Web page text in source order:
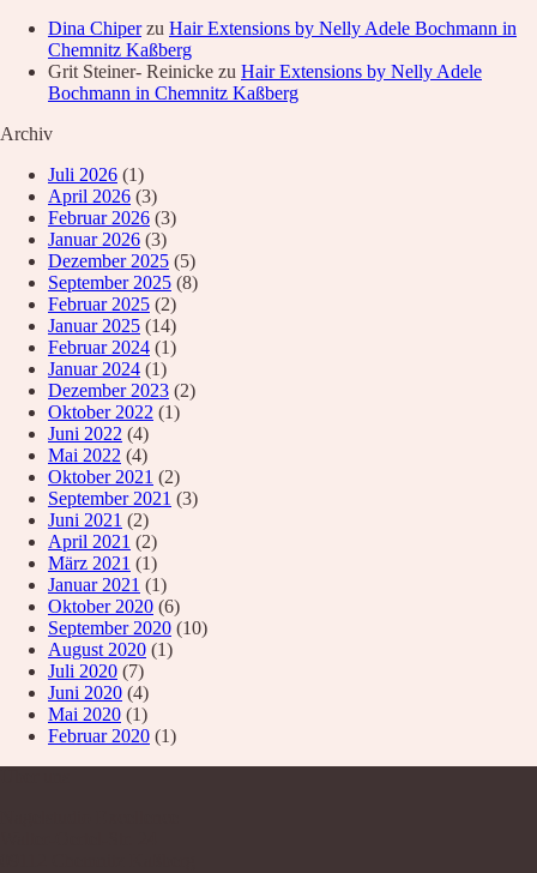
Dina Chiperzu Hair Extensions by Nelly Adele Bochmann in
Chemnitz Kaßberg
Grit Steiner- Reinicke zu Hair Extensions by Nelly Adele
Bochmann in Chemnitz Kaßberg
Archiv
Juli 2026 (1)
April 2026 (3)
Februar 2026 (3)
Januar 2026 (3)
Dezember 2025 (5)
September 2025 (8)
Februar 2025 (2)
Januar 2025 (14)
Februar 2024 (1)
Januar 2024 (1)
Dezember 2023 (2)
Oktober 2022 (1)
Juni 2022 (4)
Mai 2022 (4)
Oktober 2021 (2)
September 2021 (3)
Juni 2021 (2)
April 2021 (2)
März 2021 (1)
Januar 2021 (1)
Oktober 2020 (6)
September 2020 (10)
August 2020 (1)
Juli 2020 (7)
Juni 2020 (4)
Mai 2020 (1)
Februar 2020 (1)